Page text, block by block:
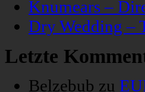
Knumears –
Dry Wedding –
Letzte
Belzebub zu